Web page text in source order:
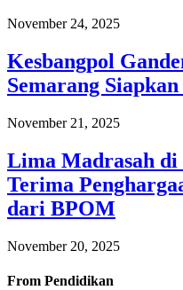
November 24, 2025
Kesbangpol
Semarang
November 21, 2025
Lima Madrasah di
Terima
dari BPOM
November 20, 2025
From Pendidikan